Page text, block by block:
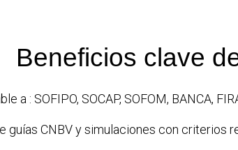
Beneficios clave
a : SOFIPO, SOCAP, SOFOM, BANCA,
guías CNBV y simulaciones con criterios